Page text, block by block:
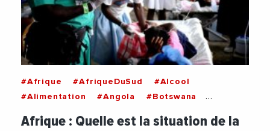
#Afrique #AfriqueDuSud
#Alcool
#Alimentation
#Angola
#Botswana
#Centrafrique
#Cholera
#Covid19
Afrique : Quelle est la situation de la